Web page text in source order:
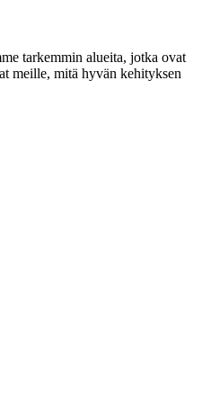
tarkemmin alueita, jotka ovat
meille, mitä hyvän kehityksen